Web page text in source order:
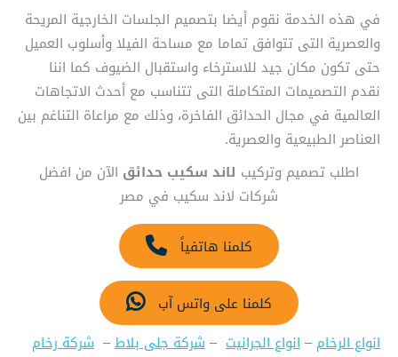
في هذه الخدمة نقوم أيضا بتصميم الجلسات الخارجية المريحة
والعصرية التى تتوافق تماما مع مساحة الفيلا وأسلوب العميل
حتى تكون مكان جيد للاسترخاء واستقبال الضيوف كما اننا
نقدم التصميمات المتكاملة التى تتناسب مع أحدث الاتجاهات
العالمية في مجال الحدائق الفاخرة، وذلك مع مراعاة التناغم بين
العناصر الطبيعية والعصرية.
اطلب تصميم وتركيب لاند سكيب حدائق الآن من افضل
شركات لاند سكيب في مصر
كلمنا هاتفياً
كلمنا على واتس آب
انواع الرخام–انواع الجرانيت –شركة جلى بلاط– شركة رخام